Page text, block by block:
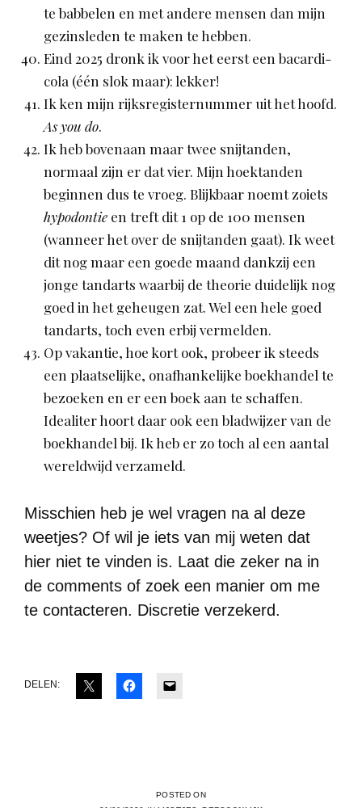
POSTED ON
te babbelen en met andere mensen dan mijn
gezinsleden te maken te hebben.
Eind 2025 dronk ik voor het eerst een bacardi-
cola (één slok maar): lekker!
Ik ken mijn rijksregisternummer uit het hoofd.
As you do.
Ik heb bovenaan maar twee snijtanden,
normaal zijn er dat vier. Mijn hoektanden
beginnen dus te vroeg. Blijkbaar noemt zoiets
hypodontieen treft dit 1 op de 100 mensen
(wanneer het over de snijtanden gaat). Ik weet
dit nog maar een goede maand dankzij een
jonge tandarts waarbij de theorie duidelijk nog
goed in het geheugen zat. Wel een hele goed
tandarts, toch even erbij vermelden.
Op vakantie, hoe kort ook, probeer ik steeds
een plaatselijke, onafhankelijke boekhandel te
bezoeken en er een boek aan te schaffen.
Idealiter hoort daar ook een bladwijzer van de
boekhandel bij. Ik heb er zo toch al een aantal
wereldwijd verzameld.
Misschien heb je wel vragen na al deze
weetjes? Of wil je iets van mij weten dat
hier niet te vinden is. Laat die zeker na in
de comments of zoek een manier om me
te contacteren. Discretie verzekerd.
DELEN: